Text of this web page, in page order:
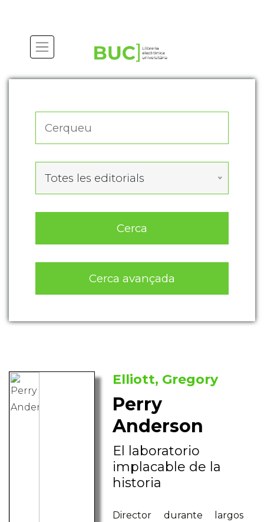
Totes les editorials
Cerca
Cerca avançada
Elliott, Gregory
Perry
Anderson
El laboratorio
implacable de la
historia
Director durante largos